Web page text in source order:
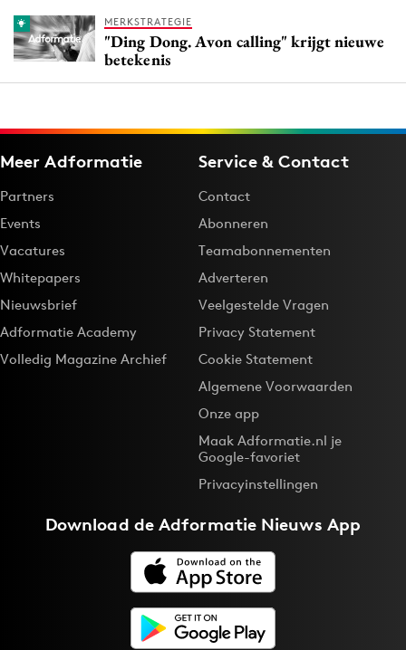
MERKSTRATEGIE
"Ding Dong. Avon calling" krijgt nieuwe
betekenis
Meer Adformatie
Partners
Events
Vacatures
Whitepapers
Nieuwsbrief
Adformatie Academy
Volledig Magazine Archief
Service & Contact
Contact
Abonneren
Teamabonnementen
Adverteren
Veelgestelde Vragen
Privacy Statement
Cookie Statement
Algemene Voorwaarden
Onze app
Maak Adformatie.nl je
Google-favoriet
Privacyinstellingen
Download deAdformatie Nieuws App